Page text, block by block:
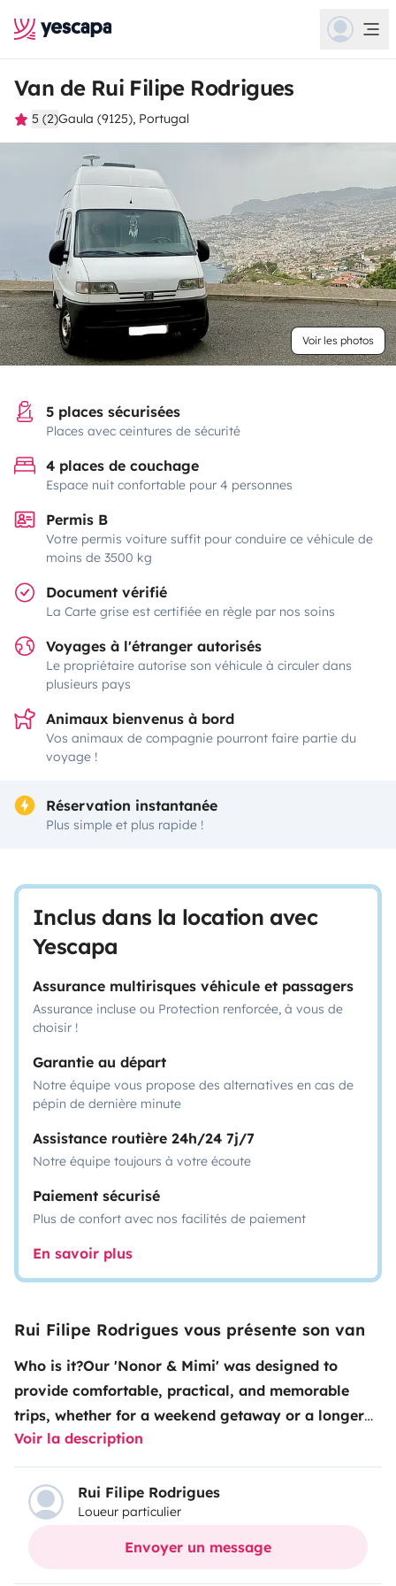
Van de Rui Filipe Rodrigues
5 (2)Gaula (9125), Portugal
Voir les photos
5 places sécurisées
Places avec ceintures de sécurité
4 places de couchage
Espace nuit confortable pour 4 personnes
Permis B
Votre permis voiture suffit pour conduire ce véhicule de
moins de 3500 kg
Document vérifié
La Carte grise est certifiée en règle par nos soins
Voyages à l'étranger autorisés
Le propriétaire autorise son véhicule à circuler dans
plusieurs pays
Animaux bienvenus à bord
Vos animaux de compagnie pourront faire partie du
voyage !
Réservation instantanée
Plus simple et plus rapide !
Inclus dans la location avec
Yescapa
Assurance multirisques véhicule et passagers
Assurance incluse ou Protection renforcée, à vous de
choisir !
Garantie au départ
Notre équipe vous propose des alternatives en cas de
pépin de dernière minute
Assistance routière 24h/24 7j/7
Notre équipe toujours à votre écoute
Paiement sécurisé
Plus de confort avec nos facilités de paiement
En savoir plus
Rui Filipe Rodrigues vous présente son van
Who is it?Our 'Nonor & Mimi' was designed to
provide comfortable, practical, and memorable
trips, whether for a weekend getaway or a longer
adventure. Easy to drive and equipped with
everything you need, it's the ideal companion to
freely explore our beloved Madeira Island.
know what makes it special?
vehicle, this little house on wheels is an invitation
Voir la description
Rui Filipe Rodrigues
Loueur particulier
Envoyer un message